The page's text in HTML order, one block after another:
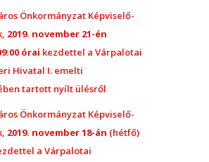
Önkormányzat Képviselő-
2019. november 21-én
órai kezdettel a Várpalotai
Hivatal I. emelti
tartott nyílt ülésről
Önkormányzat Képviselő-
2019. november 18-án (hétfő)
a Várpalotai